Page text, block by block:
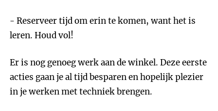
- Reserveer tijd om erin te komen, want het is
leren. Houd vol!
Er is nog genoeg werk aan de winkel. Deze eerste
acties gaan je al tijd besparen en hopelijk plezier
in je werken met techniek brengen.